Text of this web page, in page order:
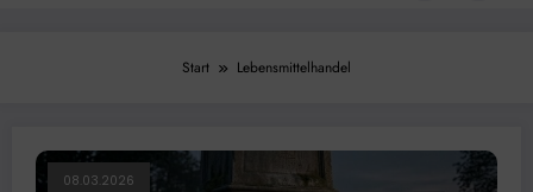
Start Lebensmittelhandel
08.03.2026